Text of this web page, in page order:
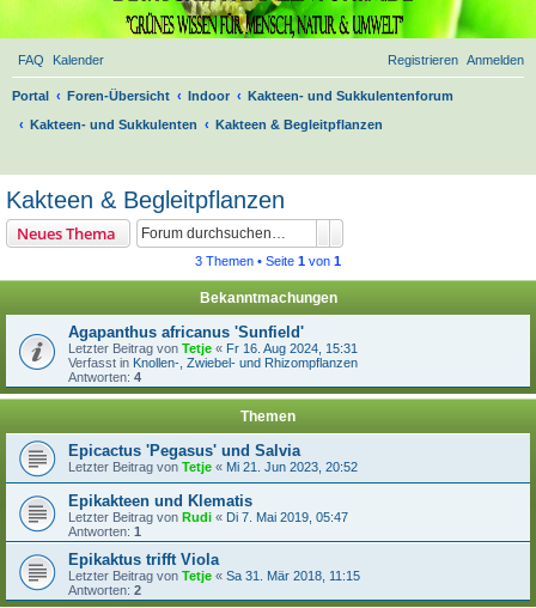
FAQ Kalender Anmelden
Registrieren
Portal Foren-Übersicht Indoor
Kakteen- und Sukkulentenforum
Kakteen- und Sukkulenten
Kakteen & Begleitpflanzen
Kakteen & Begleitpflanzen
Neues Thema
3 Themen • Seite 1 von 1
Bekanntmachungen
Agapanthus africanus 'Sunfield'
Letzter Beitrag von Tetje « Fr 16. Aug 2024, 15:31
Verfasst in Knollen-, Zwiebel- und Rhizompflanzen
Antworten: 4
Themen
Epicactus 'Pegasus' und Salvia
Letzter Beitrag von Tetje « Mi 21. Jun 2023, 20:52
Epikakteen und Klematis
Letzter Beitrag von Rudi « Di 7. Mai 2019, 05:47
Antworten: 1
Epikaktus trifft Viola
Letzter Beitrag von Tetje « Sa 31. Mär 2018, 11:15
Antworten: 2